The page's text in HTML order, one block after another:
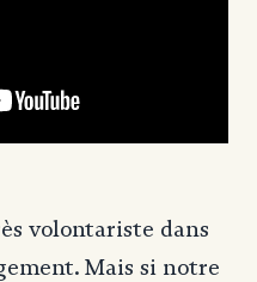
volontariste dans
Mais si notre